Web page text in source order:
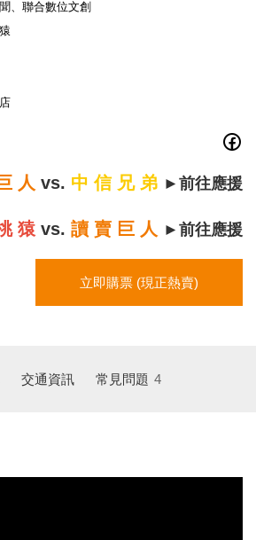
、聯合數位文創
人 vs. 中 信 兄 弟 ►前往應援
猿 vs. 讀 賣 巨 人 ►前往應援
立即購票 (現正熱賣)
交通資訊 常見問題 4